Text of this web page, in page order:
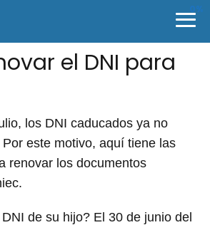
0%
el DNI para
los DNI caducados ya no
este motivo, aquí tiene las
renovar los documentos
de su hijo? El 30 de junio del